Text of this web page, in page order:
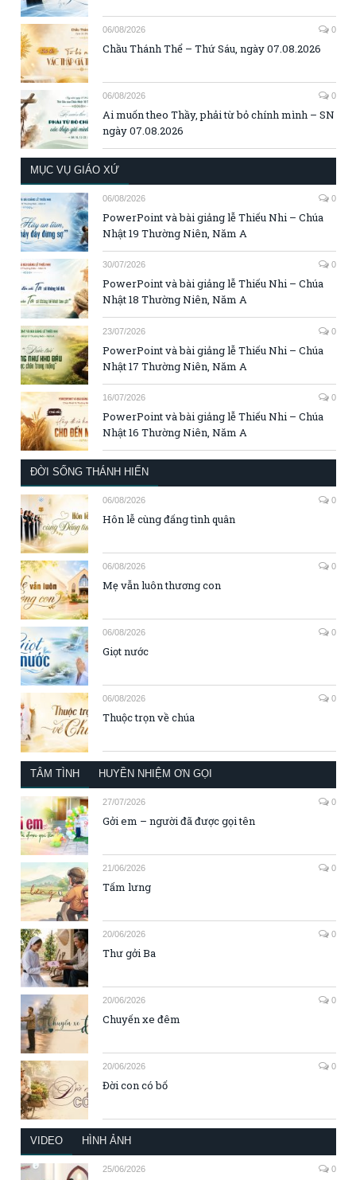
06/08/2026 0
Chầu Thánh Thể – Thứ Sáu, ngày 07.08.2026
06/08/2026 0
Ai muốn theo Thầy, phải từ bỏ chính mình – SN
ngày 07.08.2026
MỤC VỤ GIÁO XỨ
06/08/2026 0
PowerPoint và bài giảng lễ Thiếu Nhi – Chúa
Nhật 19 Thường Niên, Năm A
30/07/2026 0
PowerPoint và bài giảng lễ Thiếu Nhi – Chúa
Nhật 18 Thường Niên, Năm A
23/07/2026 0
PowerPoint và bài giảng lễ Thiếu Nhi – Chúa
Nhật 17 Thường Niên, Năm A
16/07/2026 0
PowerPoint và bài giảng lễ Thiếu Nhi – Chúa
Nhật 16 Thường Niên, Năm A
ĐỜI SỐNG THÁNH HIẾN
06/08/2026 0
Hôn lễ cùng đấng tình quân
06/08/2026 0
Mẹ vẫn luôn thương con
06/08/2026 0
Giọt nước
06/08/2026 0
Thuộc trọn về chúa
TÂM TÌNH HUYỀN NHIỆM ƠN GỌI
27/07/2026 0
Gởi em – người đã được gọi tên
21/06/2026 0
Tấm lưng
20/06/2026 0
Thư gởi Ba
20/06/2026 0
Chuyến xe đêm
20/06/2026 0
Đời con có bố
VIDEO HÌNH ẢNH
25/06/2026 0